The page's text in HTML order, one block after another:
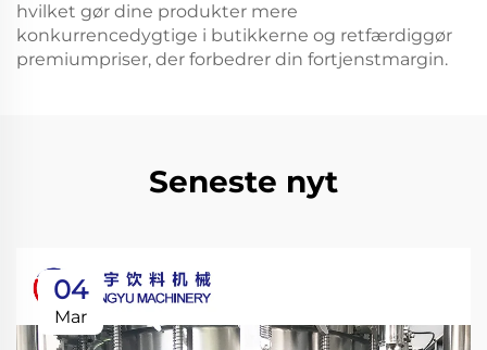
hvilket gør dine produkter mere
konkurrencedygtige i butikkerne og retfærdiggør
premiumpriser, der forbedrer din fortjenstmargin.
Seneste nyt
04
Mar